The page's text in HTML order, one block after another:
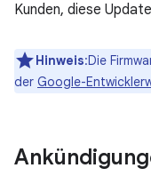
Kunden, diese
Hinweis:Die
der Google-